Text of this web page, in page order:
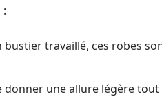
bustier travaillé, ces robes
une allure légère